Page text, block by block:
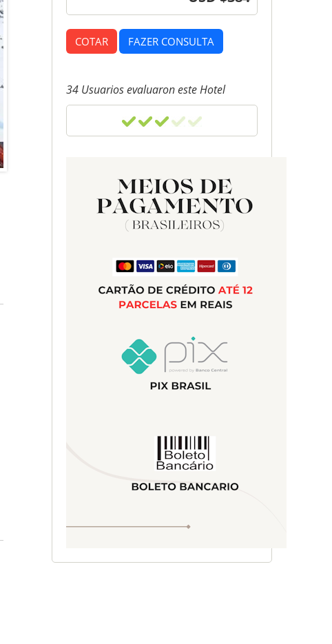
COTAR FAZER CONSULTA
34 Usuarios evaluaron este Hotel